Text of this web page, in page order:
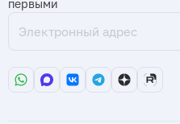
первыми